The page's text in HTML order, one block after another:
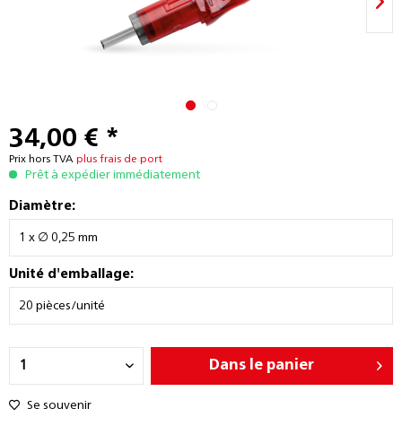
34,00 € *
Prix hors TVA plus frais de port
Prêt à expédier immédiatement
Diamètre:
Unité d'emballage:
Dans le panier
Se souvenir